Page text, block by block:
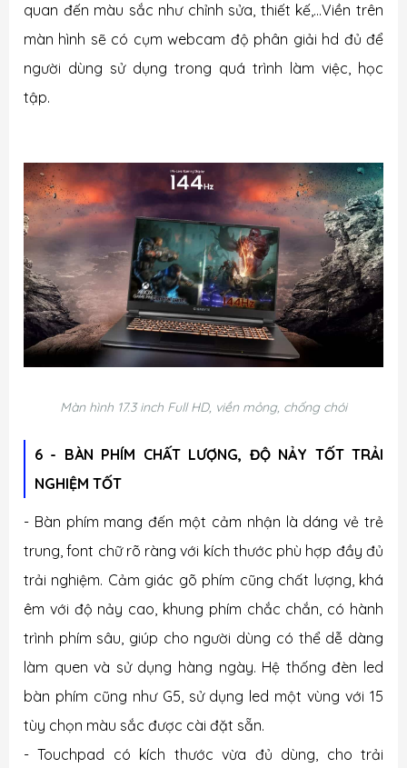
quan đến màu sắc như chỉnh sửa, thiết kế,...Viền trên
màn hình sẽ có cụm webcam độ phân giải hd đủ để
người dùng sử dụng trong quá trình làm việc, học
tập.
Màn hình 17.3 inch Full HD, viền mỏng, chống chói
6 - BÀN PHÍM CHẤT LƯỢNG, ĐỘ NẢY TỐT TRẢI
NGHIỆM TỐT
- Bàn phím mang đến một cảm nhận là dáng vẻ trẻ
trung, font chữ rõ ràng với kích thước phù hợp đầy đủ
trải nghiệm. Cảm giác gõ phím cũng chất lượng, khá
êm với độ nảy cao, khung phím chắc chắn, có hành
trình phím sâu, giúp cho người dùng có thể dễ dàng
làm quen và sử dụng hàng ngày. Hệ thống đèn led
bàn phím cũng như G5, sử dụng led một vùng với 15
tùy chọn màu sắc được cài đặt sẵn.
- Touchpad có kích thước vừa đủ dùng, cho trải